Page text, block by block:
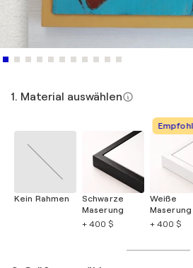
1. Material auswählen
Kein Rahmen
Schwarze
Maserung
+ 400 $
Weiße
Maserung
+ 400 $